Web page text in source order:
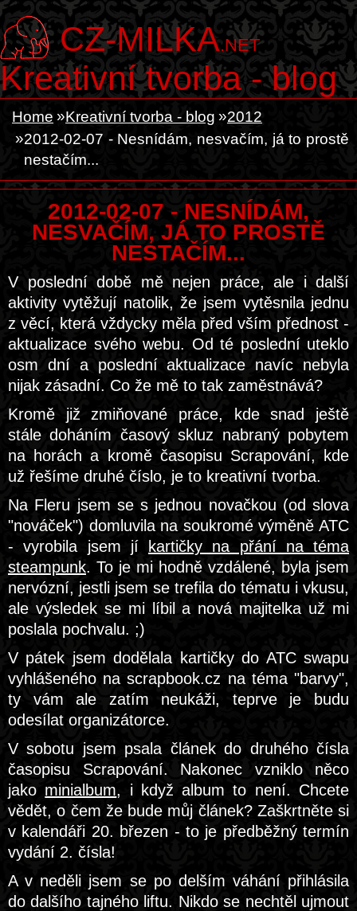
CZ-MILKA.NET
Kreativní tvorba - blog
Home Kreativní tvorba - blog
2012
2012-02-07 - Nesnídám, nesvačím, já to prostě
nestačím...
2012-02-07 - NESNÍDÁM,
NESVAČÍM, JÁ TO PROSTĚ
NESTAČÍM...
V poslední době mě nejen práce, ale i další
aktivity vytěžují natolik, že jsem vytěsnila jednu
z věcí, která vždycky měla před vším přednost -
aktualizace svého webu. Od té poslední uteklo
osm dní a poslední aktualizace navíc nebyla
nijak zásadní. Co že mě to tak zaměstnává?
Kromě již zmiňované práce, kde snad ještě
stále doháním časový skluz nabraný pobytem
na horách a kromě časopisu Scrapování, kde
už řešíme druhé číslo, je to kreativní tvorba.
Na Fleru jsem se s jednou novačkou (od slova
"nováček") domluvila na soukromé výměně ATC
- vyrobila jsem jí
kartičky na přání na téma
steampunk. To je mi hodně vzdálené, byla jsem
nervózní, jestli jsem se trefila do tématu i vkusu,
ale výsledek se mi líbil a nová majitelka už mi
poslala pochvalu. ;)
V pátek jsem dodělala kartičky do ATC swapu
vyhlášeného na scrapbook.cz na téma "barvy",
ty vám ale zatím neukáži, teprve je budu
odesílat organizátorce.
V sobotu jsem psala článek do druhého čísla
časopisu Scrapování. Nakonec vzniklo něco
jako minialbum, i když album to není. Chcete
vědět, o čem že bude můj článek? Zaškrtněte si
v kalendáři 20. březen - to je předběžný termín
vydání 2. čísla!
A v neděli jsem se po delším váhání přihlásila
do dalšího tajného liftu. Nikdo se nechtěl ujmout